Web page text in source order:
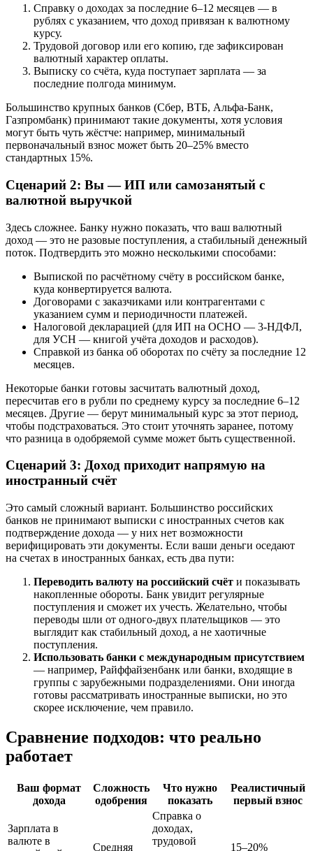
Справку о доходах за последние 6–12 месяцев — в
рублях с указанием, что доход привязан к валютному
курсу.
Трудовой договор или его копию, где зафиксирован
валютный характер оплаты.
Выписку со счёта, куда поступает зарплата — за
последние полгода минимум.
Большинство крупных банков (Сбер, ВТБ, Альфа-Банк,
Газпромбанк) принимают такие документы, хотя условия
могут быть чуть жёстче: например, минимальный
первоначальный взнос может быть 20–25% вместо
стандартных 15%.
Сценарий 2: Вы — ИП или самозанятый с
валютной выручкой
Здесь сложнее. Банку нужно показать, что ваш валютный
доход — это не разовые поступления, а стабильный денежный
поток. Подтвердить это можно несколькими способами:
Выпиской по расчётному счёту в российском банке,
куда конвертируется валюта.
Договорами с заказчиками или контрагентами с
указанием сумм и периодичности платежей.
Налоговой декларацией (для ИП на ОСНО — 3-НДФЛ,
для УСН — книгой учёта доходов и расходов).
Справкой из банка об оборотах по счёту за последние 12
месяцев.
Некоторые банки готовы засчитать валютный доход,
пересчитав его в рубли по среднему курсу за последние 6–12
месяцев. Другие — берут минимальный курс за этот период,
чтобы подстраховаться. Это стоит уточнять заранее, потому
что разница в одобряемой сумме может быть существенной.
Сценарий 3: Доход приходит напрямую на
иностранный счёт
Это самый сложный вариант. Большинство российских
банков не принимают выписки с иностранных счетов как
подтверждение дохода — у них нет возможности
верифицировать эти документы. Если ваши деньги оседают
на счетах в иностранных банках, есть два пути:
Переводить валюту на российский счёт и показывать
накопленные обороты. Банк увидит регулярные
поступления и сможет их учесть. Желательно, чтобы
переводы шли от одного-двух плательщиков — это
выглядит как стабильный доход, а не хаотичные
поступления.
Использовать банки с международным присутствием
— например, Райффайзенбанк или банки, входящие в
группы с зарубежными подразделениями. Они иногда
готовы рассматривать иностранные выписки, но это
скорее исключение, чем правило.
Сравнение подходов: что реально
работает
Ваш формат
дохода
Сложность
одобрения
Что нужно
показать
Реалистичный
первый взнос
Зарплата в
валюте в
Средняя
Справка о
доходах,
трудовой
15–20%